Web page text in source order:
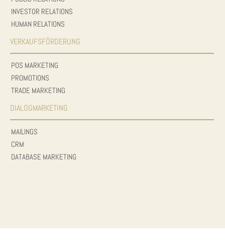
INVESTOR RELATIONS
HUMAN RELATIONS
VERKAUFSFÖRDERUNG
POS MARKETING
PROMOTIONS
TRADE MARKETING
DIALOGMARKETING
MAILINGS
CRM
DATABASE MARKETING